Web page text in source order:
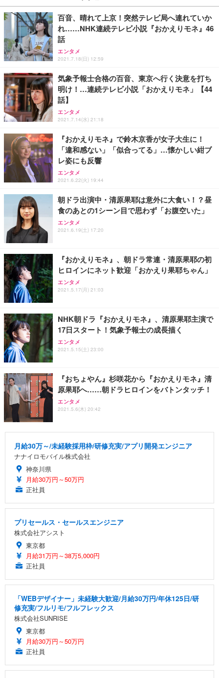
￥27,999
Sezlife オフィスチェア デスクチェア 疲れない テレ
ワーク チェア 強化バックレスト 30度ロッキング機
能 人間工学 椅子 腰サポート 90度跳ね上げ式アーム
レスト 3Dヘッドレスト ハンガー付き 高反発クッシ
務用 おしゃれ パソコンチェア (ブラック)
Sezlife オフィスチェア デスクチェア 疲れない テレ
ワーク チェア 強化バックレスト 30度ロッキング機
能 人間工学 椅子 腰サポート 90度跳ね上げ式アーム
レスト 3Dヘッドレスト ハンガー付き 高反発クッシ
務用 おしゃれ パソコンチェア (ホワイト)
￥7,680
ANDWINT オフィスチェア デスクチェア 肘なし メ
ッシュ 通気性 ランバーサポート付き 腰サポート ガ
ス圧無段階昇降 360度回転 キャスター付き コンパク
ト 幅52×奥行58.5×高さ84～96cm テレワーク 在宅
勤務 ブラック
￥4,139
￥109,572
【純正品】27"ゲーミングモニター DualSense 充電
フック付き（CFI-ZDM1J）
￥49,979
【整備済み品】Dell E2724HS 27インチ 液晶モニタ
ー フルHD（1920×1080）VA 非光沢 HDMI/DisplayP
ort/VGA スピーカー内蔵 高さ調整 スイベル VESA対
応 ComfortView ビジネス向け
￥15,800
【MiniLED/24.5inch/280Hz/FHD】GRAPHT THE S
HOOTER Gaming Monitor 24” Essential ゲーミン
グモニター QD 24.5インチ 1ms FHD 量子ドット 残
像低減 (3年保証 | 輝点保証 | 日本メーカー)
￥34,980
￥3,234
ネオ・ルーライフ ネオ・オムツ L 中型犬用 26枚入
り 単品
￥1,800
Smart Basic(スマートベーシック) 【Amazon.co.jp
限定】 Smart Basic アイリスオーヤマ ペットシーツ
超厚型 お徳用 ワイド 100枚入 (x 1) (ケース販売)
￥3,670
アイリスオーヤマ ペットシーツ 超厚型 お徳用 レギ
ュラー 200枚入【Amazon.co.jp限定】
￥3,731
百音、晴れて上京！突然テレビ局へ連れていか
れ……NHK連続テレビ小説『おかえりモネ』46
話
エンタメ
2021.7.18(日) 12:59
気象予報士合格の百音、東京へ行く決意を打ち
明け！…連続テレビ小説「おかえりモネ」【44
話】
エンタメ
2021.7.14(水) 21:18
『おかえりモネ』で鈴木京香が女子大生に！
「違和感ない」「似合ってる」…懐かしい紺ブ
レ姿にも反響
エンタメ
2021.6.22(火) 19:44
朝ドラ出演中・清原果耶は意外に大食い！？昼
食のあとの1シーン目で思わず「お腹空いた」
エンタメ
2021.6.19(土) 17:20
『おかえりモネ』、朝ドラ常連・清原果耶の初
ヒロインにネット歓迎「おかえり果耶ちゃん」
エンタメ
2021.5.17(月) 21:03
NHK朝ドラ『おかえりモネ』、清原果耶主演で
17日スタート！気象予報士の成長描く
エンタメ
2021.5.15(土) 23:00
『おちょやん』杉咲花から『おかえりモネ』清
原果耶へ……朝ドラヒロインをバトンタッチ！
エンタメ
2021.5.6(木) 20:42
月給30万～/未経験採用枠/研修充実/アプリ開発エンジニア
ナナイロモバイル株式会社
神奈川県
月給30万円～50万円
正社員
プリセールス・セールスエンジニア
株式会社アシスト
東京都
月給31万円～38万5,000円
正社員
「WEBデザイナー」未経験大歓迎/月給30万円/年休125日/研
修充実/フルリモ/フルフレックス
株式会社SUNRISE
東京都
月給30万円～50万円
正社員